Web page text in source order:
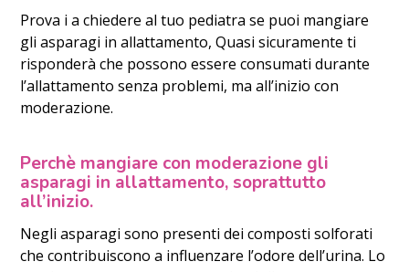
Prova i a chiedere al tuo pediatra se puoi mangiare
gli asparagi in allattamento, Quasi sicuramente ti
risponderà che possono essere consumati durante
l’allattamento senza problemi, ma all’inizio con
moderazione.
Perchè mangiare con moderazione gli
asparagi in allattamento, soprattutto
all’inizio.
Negli asparagi sono presenti dei composti solforati
che contribuiscono a influenzare l’odore dell’urina. Lo